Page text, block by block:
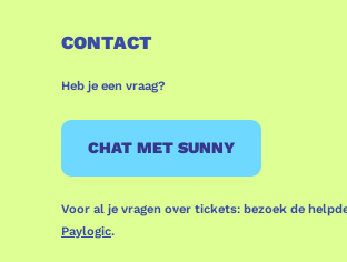
CONTACT
Heb je een vraag?
CHAT MET SUNNY
Voor al je vragen over tickets: bezoek de
Paylogic.